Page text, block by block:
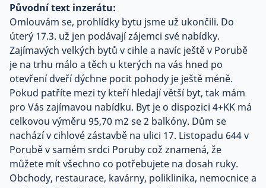
Původní text inzerátu:
Omlouvám se, prohlídky bytu jsme už ukončili. Do
úterý 17.3. už jen podávají zájemci své nabídky.
Zajímavých velkých bytů v cihle a navíc ještě v Porubě
je na trhu málo a těch u kterých na vás hned po
otevření dveří dýchne pocit pohody je ještě méně.
Pokud patříte mezi ty kteří hledají větší byt, tak mám
pro Vás zajímavou nabídku. Byt je o dispozici 4+KK má
celkovou výměru 95,70 m2 se 2 balkóny. Dům se
nachází v cihlové zástavbě na ulici 17. Listopadu 644 v
Porubě v samém srdci Poruby což znamená, že
můžete mít všechno co potřebujete na dosah ruky.
Obchody, restaurace, kavárny, poliklinika, nemocnice a